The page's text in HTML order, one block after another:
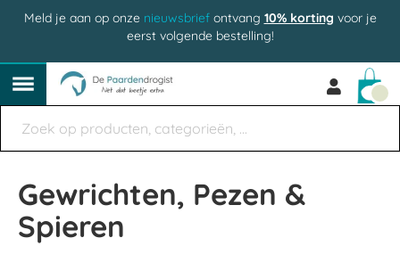
Meld je aan op onze nieuwsbriefontvang 10% korting voor je
eerst volgende bestelling!
Gewrichten, Pezen &
Spieren